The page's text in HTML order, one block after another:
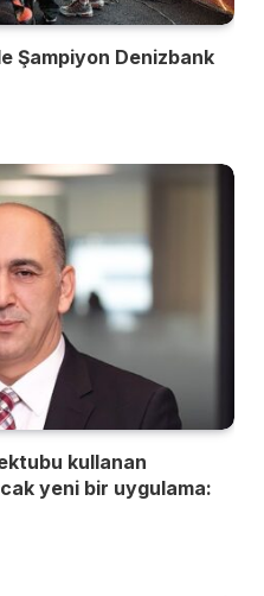
Şampiyon Denizbank
kullanan
yeni bir uygulama: